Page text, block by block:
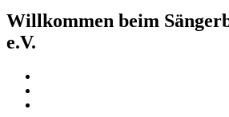
Willkommen beim
e.V.